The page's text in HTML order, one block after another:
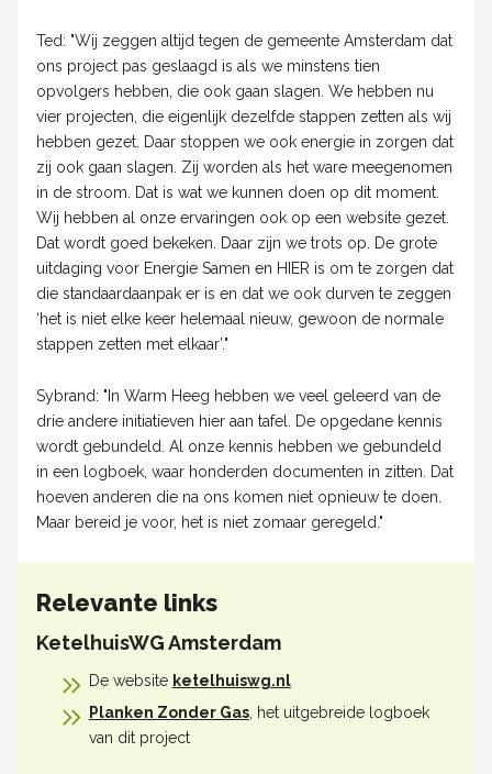
Ted: "Wij zeggen altijd tegen de gemeente Amsterdam dat
ons project pas geslaagd is als we minstens tien
opvolgers hebben, die ook gaan slagen. We hebben nu
vier projecten, die eigenlijk dezelfde stappen zetten als wij
hebben gezet. Daar stoppen we ook energie in zorgen dat
zij ook gaan slagen. Zij worden als het ware meegenomen
in de stroom. Dat is wat we kunnen doen op dit moment.
Wij hebben al onze ervaringen ook op een website gezet.
Dat wordt goed bekeken. Daar zijn we trots op. De grote
uitdaging voor Energie Samen en HIER is om te zorgen dat
die standaardaanpak er is en dat we ook durven te zeggen
‘het is niet elke keer helemaal nieuw, gewoon de normale
stappen zetten met elkaar’."
Sybrand: "In Warm Heeg hebben we veel geleerd van de
drie andere initiatieven hier aan tafel. De opgedane kennis
wordt gebundeld. Al onze kennis hebben we gebundeld
in een logboek, waar honderden documenten in zitten. Dat
hoeven anderen die na ons komen niet opnieuw te doen.
Maar bereid je voor, het is niet zomaar geregeld."
Relevante links
KetelhuisWG Amsterdam
De website ketelhuiswg.nl
Planken Zonder Gas, het uitgebreide logboek
van dit project